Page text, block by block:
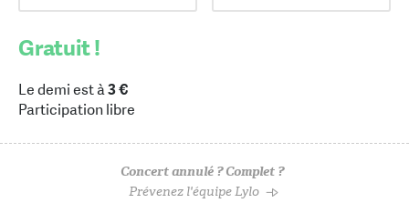
Gratuit !
Le demi est à3 €
Participation libre
Concert annulé ? Complet ?
Prévenez l'équipe Lylo